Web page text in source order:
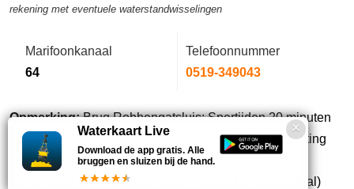
rekening met eventuele waterstandwisselingen
Marifoonkanaal
64
Telefoonnummer
0519-349043
Opmerking:Brug Robbengatsluis: Spertijden 20 minuten
voor vertrek. veerboot. Robbengatsluis: Laatste schutting
start uiterlijk een half uur voor einde bedieningstijd.
Op dit momentis de brug (brugdek horizontaal)
Waterkaart Live
Download de app gratis. Alle
bruggen en sluizen bij de hand.